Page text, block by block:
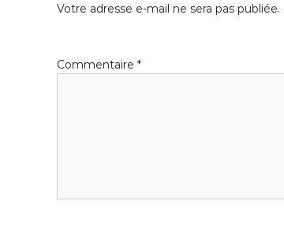
i
o
Votre adresse e-mail ne sera pas publiée.
Commentaire *